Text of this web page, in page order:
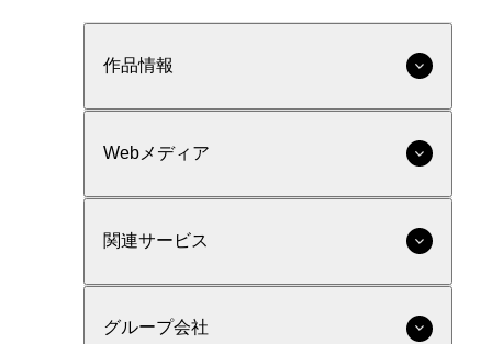
作品情報
Webメディア
関連サービス
グループ会社